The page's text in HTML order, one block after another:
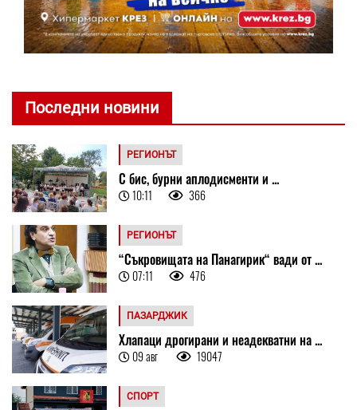
Последни новини
РЕГИОНЪТ
С бис, бурни аплодисменти и ...
10:11 366
РЕГИОНЪТ
“Съкровищата на Панагирик“ вади от ...
07:11 476
ПАЗАРДЖИК
Хлапаци дрогирани и неадекватни на ...
09 авг 19047
СПОРТ